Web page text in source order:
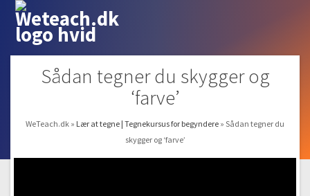
Sådan tegner du skygger og
‘farve’
WeTeach.dk » Lær at tegne | Tegnekursus for begyndere » Sådan tegner du
skygger og ‘farve’